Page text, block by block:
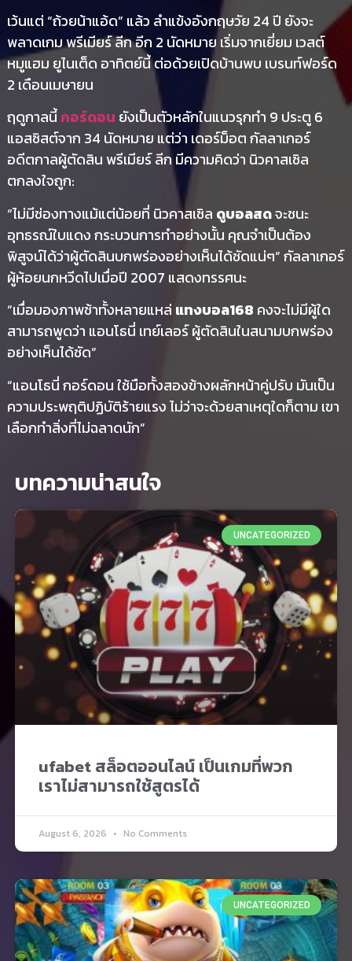
เว้นแต่ “ถ้วยน้าแอ้ด” แล้ว ลำแข้งอังกฤษวัย 24 ปี ยังจะ
พลาดเกม พรีเมียร์ ลีก อีก 2 นัดหมาย เริ่มจากเยี่ยม เวสต์
หมูแฮม ยูไนเต็ด อาทิตย์นี้ ต่อด้วยเปิดบ้านพบ เบรนท์ฟอร์ด
2 เดือนเมษายน
ฤดูกาลนี้กอร์ดอน ยังเป็นตัวหลักในแนวรุกทำ 9 ประตู 6
แอสซิสต์จาก 34 นัดหมาย แต่ว่า เดอร์ม็อต กัลลาเกอร์
อดีตกาลผู้ตัดสิน พรีเมียร์ ลีก มีความคิดว่า นิวคาสเซิล
ตกลงใจถูก:
“ไม่มีช่องทางแม้แต่น้อยที่ นิวคาสเซิล ดูบอลสดจะชนะ
อุทธรณ์ใบแดง กระบวนการทำอย่างนั้น คุณจำเป็นต้อง
พิสูจน์ได้ว่าผู้ตัดสินบกพร่องอย่างเห็นได้ชัดแน่ๆ” กัลลาเกอร์
ผู้ห้อยนกหวีดไปเมื่อปี 2007 แสดงทรรศนะ
“เมื่อมองภาพช้าทั้งหลายแหล่ แทงบอล168 คงจะไม่มีผู้ใด
สามารถพูดว่า แอนโธนี่ เทย์เลอร์ ผู้ตัดสินในสนามบกพร่อง
อย่างเห็นได้ชัด”
“แอนโธนี่ กอร์ดอน ใช้มือทั้งสองข้างผลักหน้าคู่ปรับ มันเป็น
ความประพฤติปฏิบัติร้ายแรง ไม่ว่าจะด้วยสาเหตุใดก็ตาม เขา
เลือกทำสิ่งที่ไม่ฉลาดนัก”
บทความน่าสนใจ
UNCATEGORIZED
ufabet สล็อตออนไลน์ เป็นเกมที่พวก
เราไม่สามารถใช้สูตรได้
August 6, 2026 No Comments
UNCATEGORIZED